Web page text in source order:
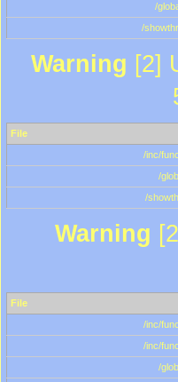
/
/
Warning [2]
File
/inc/
/
/
Warning
File
/inc/
/inc/
/